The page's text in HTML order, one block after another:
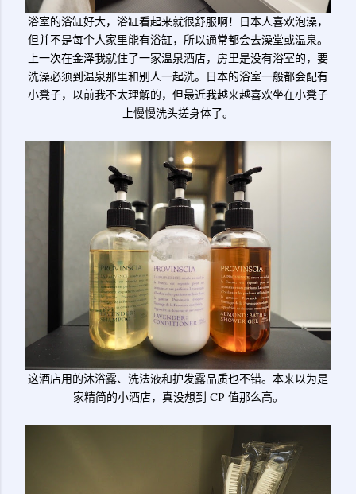
浴室的浴缸好大，浴缸看起来就很舒服啊！日本人喜欢泡澡，
但并不是每个人家里能有浴缸，所以通常都会去澡堂或温泉。
上一次在金泽我就住了一家温泉酒店，房里是没有浴室的，要
洗澡必须到温泉那里和别人一起洗。日本的浴室一般都会配有
小凳子，以前我不太理解的，但最近我越来越喜欢坐在小凳子
上慢慢洗头搓身体了。
这酒店用的沐浴露、洗法液和护发露品质也不错。本来以为是
家精简的小酒店，真没想到 CP 值那么高。